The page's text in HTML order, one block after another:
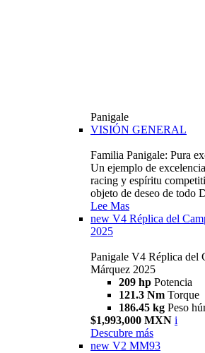
Panigale
VISIÓN GENERAL
Familia Panigale: Pura
Un ejemplo de
racing y espíritu
objeto de deseo de todo
Lee Mas
new V4 Réplica del
2025
Panigale V4 Réplica del
Márquez 2025
209 hp Potencia
121.3 Nm Torque
186.45 kg Peso
$1,993,000 MXN i
Descubre más
new V2 MM93